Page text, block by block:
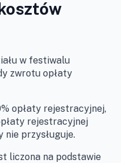
w festiwalu
zwrotu opłaty
opłaty rejestracyjnej,
rejestracyjnej
nie przysługuje.
liczona na podstawie